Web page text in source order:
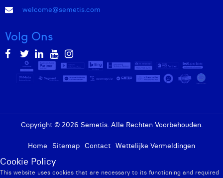
Ninon Chevalier
Olivia Lohest
Pieter Maesmans
Sven Bosschem
Thomas Kurevic
Thomas Riis
welcome@semetis.com
Volg Ons
Copyright © 2026 Semetis. Alle Rechten Voorbehouden.
Home Sitemap Contact Wettelijke Vermeldingen
Cookie Policy
This website uses cookies that are necessary to its functioning and required